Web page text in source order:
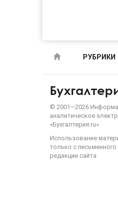
РУБРИКИ
© 2001—2026
аналитическое
«Бухгалтерия.ru»
Использование
только с
редакции сайта